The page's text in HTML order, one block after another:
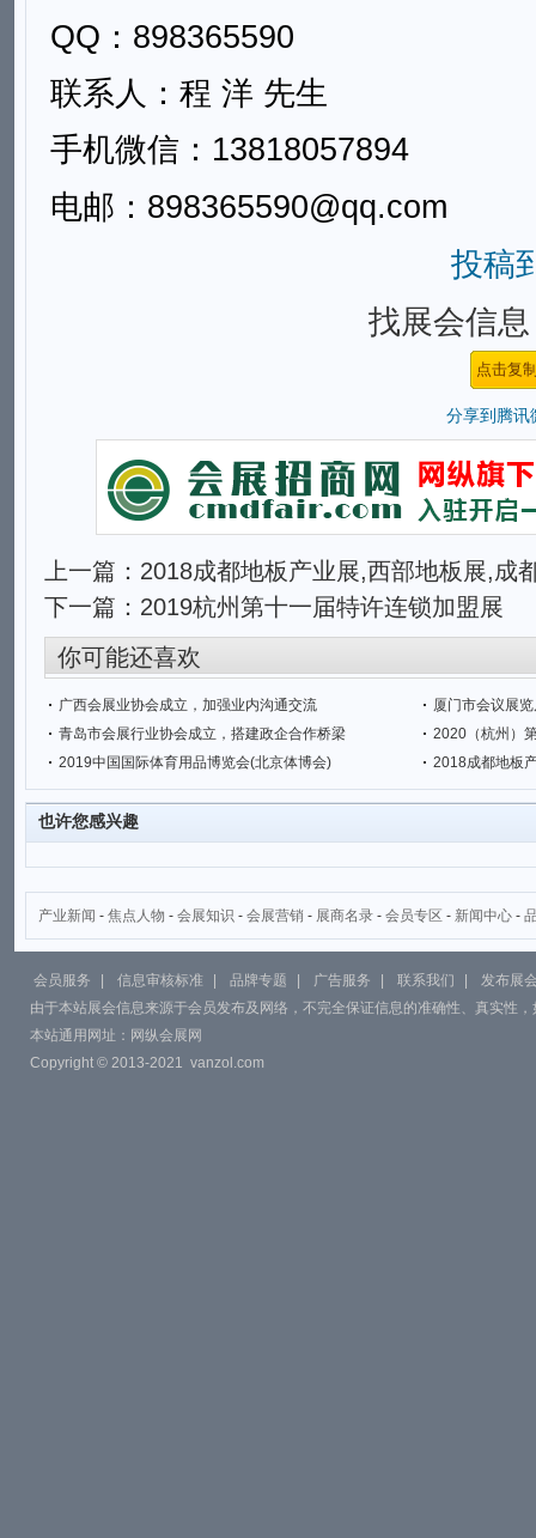
QQ：898365590
联系人： 程 洋 先生
手机微信：13818057894
电邮：898365590@qq.com
投稿
找展会信
分享到 腾讯
上一篇： 2018成都地板产业展,西部地板展,成
下一篇： 2019杭州第十一届特许连锁加盟展
你可能还喜欢
广西会展业协会成立，加强业内沟通交流
厦门市会议展
青岛市会展行业协会成立，搭建政企合作桥梁
2020（杭州）
2019中国国际体育用品博览会(北京体博会)
2018成都地板
也许您感兴趣
产业新闻 - 焦点人物 - 会展知识 - 会展营销 - 展商名录 - 会员专区 - 新闻中心 -
会员服务 信息审核标准 品牌专题 广告服务 联系我们
发布展
由于本站展会信息来源于会员发布及网络，不完全保证信息的准确性、真实性
本站通用网址： 网纵会展网
Copyright © 2013-2021 vanzol.com